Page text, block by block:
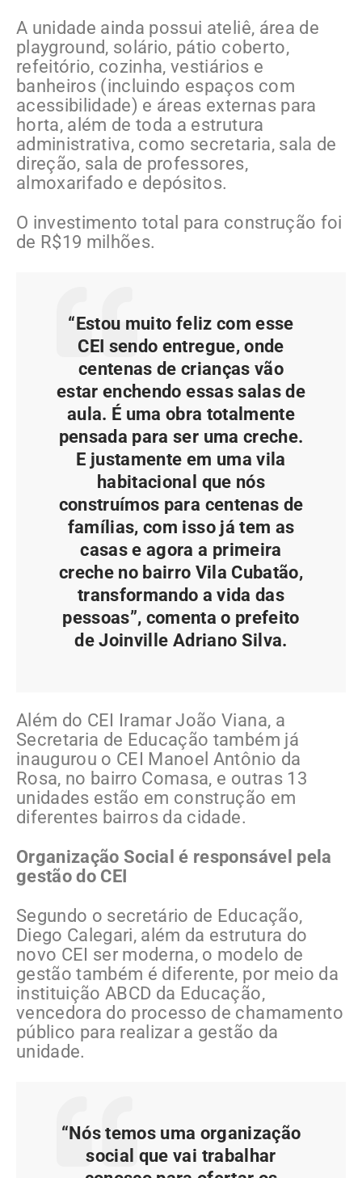
A unidade ainda possui ateliê, área de
playground, solário, pátio coberto,
refeitório, cozinha, vestiários e
banheiros (incluindo espaços com
acessibilidade) e áreas externas para
horta, além de toda a estrutura
administrativa, como secretaria, sala de
direção, sala de professores,
almoxarifado e depósitos.
O investimento total para construção foi
de R$19 milhões.
“Estou muito feliz com esse
CEI sendo entregue, onde
centenas de crianças vão
estar enchendo essas salas de
aula. É uma obra totalmente
pensada para ser uma creche.
E justamente em uma vila
habitacional que nós
construímos para centenas de
famílias, com isso já tem as
casas e agora a primeira
creche no bairro Vila Cubatão,
transformando a vida das
pessoas”, comenta o prefeito
de Joinville Adriano Silva.
Além do CEI Iramar João Viana, a
Secretaria de Educação também já
inaugurou o CEI Manoel Antônio da
Rosa, no bairro Comasa, e outras 13
unidades estão em construção em
diferentes bairros da cidade.
Organização Social é responsável pela
gestão do CEI
Segundo o secretário de Educação,
Diego Calegari, além da estrutura do
novo CEI ser moderna, o modelo de
gestão também é diferente, por meio da
instituição ABCD da Educação,
vencedora do processo de chamamento
público para realizar a gestão da
unidade.
“Nós temos uma organização
social que vai trabalhar